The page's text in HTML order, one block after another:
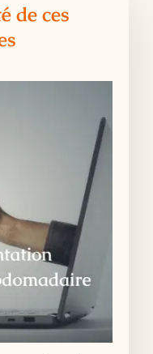
de ces